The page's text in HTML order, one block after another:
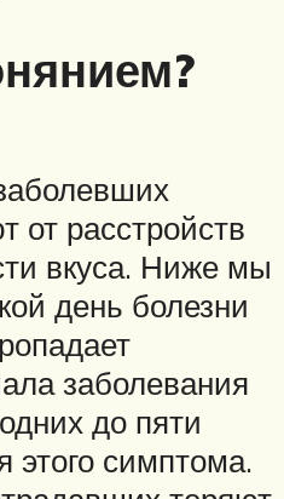
от расстройств
вкуса. Ниже мы
день болезни
заболевания
до пяти
этого симптома.